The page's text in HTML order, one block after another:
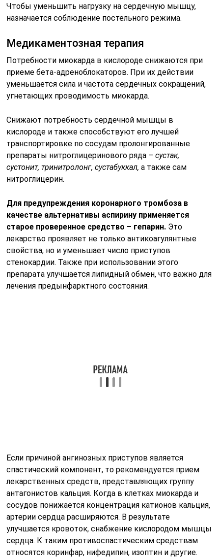
Чтобы уменьшить нагрузку на сердечную мышцу,
назначается соблюдение постельного режима.
Медикаментозная терапия
Потребности миокарда в кислороде снижаются при
приеме бета-адреноблокаторов. При их действии
уменьшается сила и частота сердечных сокращений,
угнетающих проводимость миокарда.
Снижают потребность сердечной мышцы в
кислороде и также способствуют его лучшей
транспортировке по сосудам пролонгированные
препараты нитроглицеринового ряда –сустак,
сустонит, тринитролонг, сустабуккал, а также сам
нитроглицерин.
Для предупреждения коронарного тромбоза в
качестве альтернативы аспирину применяется
старое проверенное средство – гепарин. Это
лекарство проявляет не только антикоагулянтные
свойства, но и уменьшает число приступов
стенокардии. Также при использовании этого
препарата улучшается липидный обмен, что важно для
лечения предынфарктного состояния.
Если причиной ангинозных приступов является
спастический компонент, то рекомендуется прием
лекарственных средств, представляющих группу
антагонистов кальция. Когда в клетках миокарда и
сосудов понижается концентрация катионов кальция,
артерии сердца расширяются. В результате
улучшается кровоток, снабжение кислородом мышцы
сердца. К таким противоспастическим средствам
относятся коринфар, нифедипин, изоптин и другие.